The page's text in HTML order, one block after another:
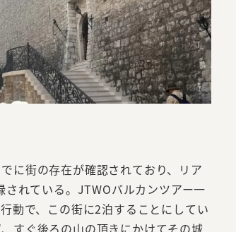
に街の存在が確認されており、リア
れている。JTWOバルカンツアー一
動で、この街に2泊することにしてい
すぐ後ろの山の頂きにかけてその城